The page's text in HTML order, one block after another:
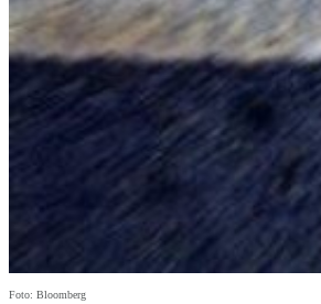
Foto: Bloomberg